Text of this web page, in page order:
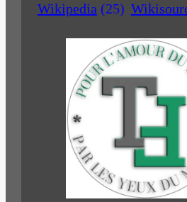
Wikipedia (25)